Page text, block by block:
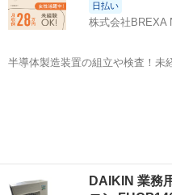
日払い
株式会社BREXA
半導体製造装置の組立や検査！未
DAIKIN 業務